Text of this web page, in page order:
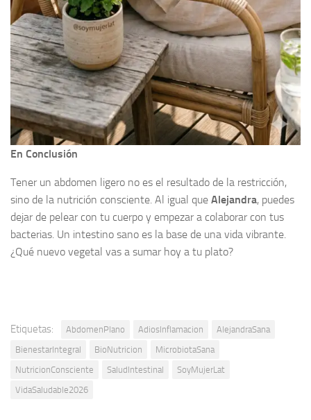
En Conclusión
Tener un abdomen ligero no es el resultado de la restricción,
sino de la nutrición consciente. Al igual que Alejandra, puedes
dejar de pelear con tu cuerpo y empezar a colaborar con tus
bacterias. Un intestino sano es la base de una vida vibrante.
¿Qué nuevo vegetal vas a sumar hoy a tu plato?
Etiquetas: AbdomenPlano AdiosInflamacion
AlejandraSana
BienestarIntegral
BioNutricion
MicrobiotaSana
NutricionConsciente
SaludIntestinal
SoyMujerLat
VidaSaludable2026